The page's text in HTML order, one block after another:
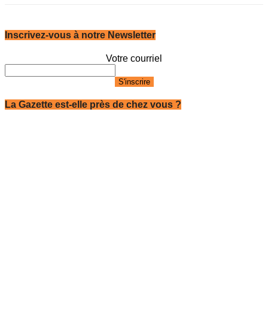
Inscrivez-vous à notre Newsletter
Votre courriel
La Gazette est-elle près de chez vous ?